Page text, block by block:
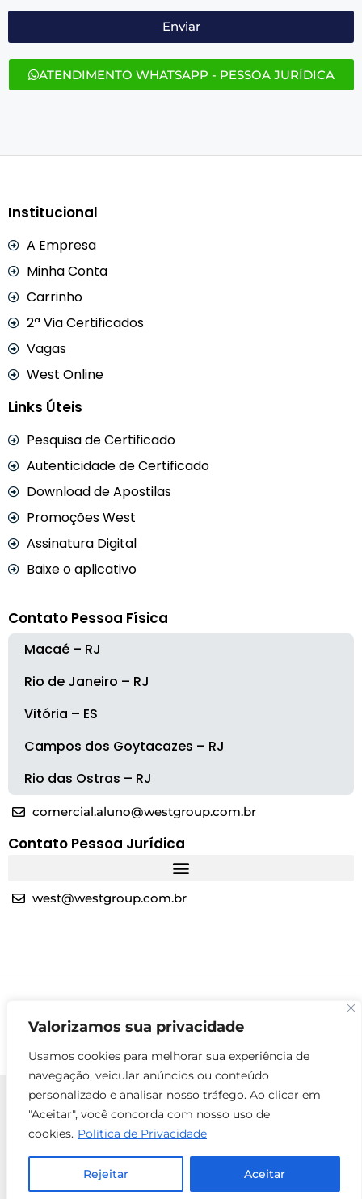
Valorizamos sua privacidade
Usamos cookies para melhorar sua experiência de
navegação, veicular anúncios ou conteúdo
personalizado e analisar nosso tráfego. Ao clicar em
"Aceitar", você concorda com nosso uso de
cookies. Política de Privacidade
Rejeitar Aceitar
Enviar
ATENDIMENTO WHATSAPP - PESSOA JURÍDICA
Institucional
A Empresa
Minha Conta
Carrinho
2ª Via Certificados
Vagas
West Online
Links Úteis
Pesquisa de Certificado
Autenticidade de Certificado
Download de Apostilas
Promoções West
Assinatura Digital
Baixe o aplicativo
Contato Pessoa Física
Macaé – RJ
Rio de Janeiro – RJ
Vitória – ES
Campos dos Goytacazes – RJ
Rio das Ostras – RJ
comercial.aluno@westgroup.com.br
Contato Pessoa Jurídica
west@westgroup.com.br
Localização
ENTRE EM
CONTATO
© 2025 Todos os direitos reservados - West Group